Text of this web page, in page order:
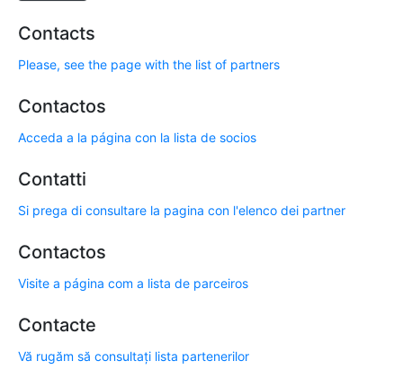
Contacts
Please, see the page with the list of partners
Contactos
Acceda a la página con la lista de socios
Contatti
Si prega di consultare la pagina con l'elenco dei partner
Contactos
Visite a página com a lista de parceiros
Contacte
Vă rugăm să consultați lista partenerilor